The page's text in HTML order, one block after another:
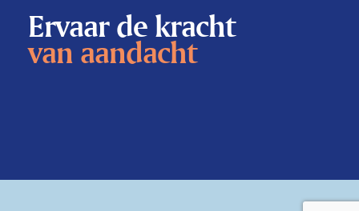
Ervaar de kracht
van aandacht